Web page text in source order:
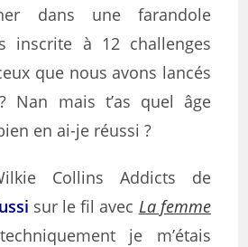
dans une farandole
inscrite à 12 challenges
que nous avons lancés
Nan mais t’as quel âge
en ai-je réussi ?
Collins Addicts de
sur le fil avec La femme
je m’étais